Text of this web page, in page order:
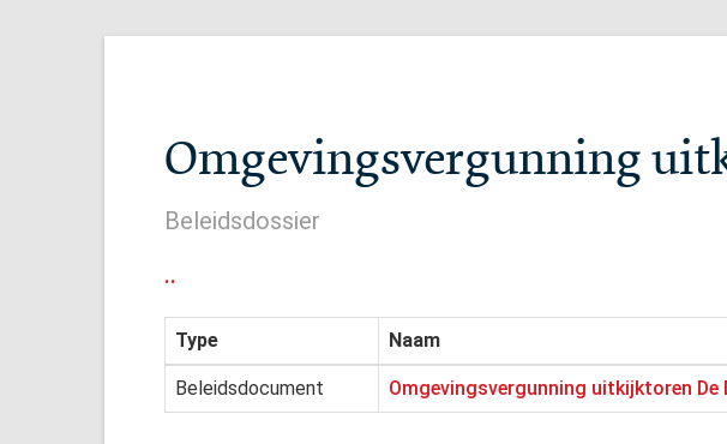
Omgevingsvergunning
Beleidsdossier
..
Type Naam
Beleidsdocument Omgevingsvergunning uitkijktoren De